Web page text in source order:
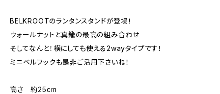
BELKROOTのランタンスタンドが登場！
ウォールナットと真鍮の最高の組み合わせ
そしてなんと！横にしても使える2wayタイプです！
ミニベルフックも是非ご活用下さいね！
高さ 約25cm